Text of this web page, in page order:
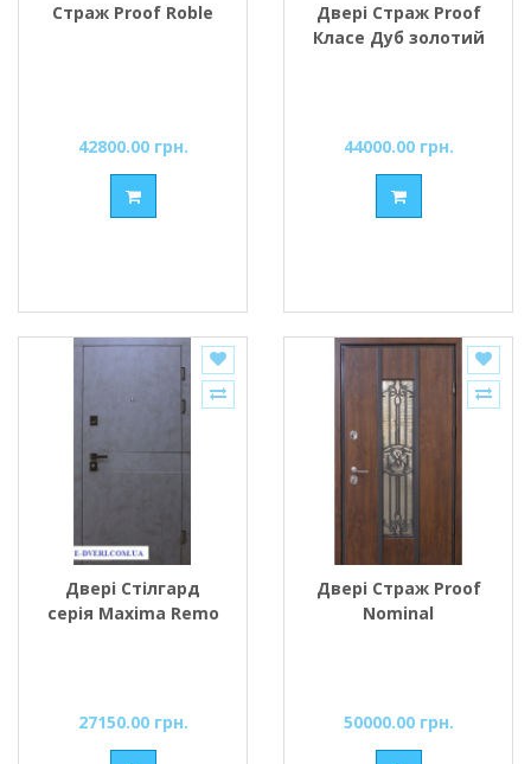
Страж Proof Roble
42800.00 грн.
Двері Страж Proof
Класе Дуб золотий
44000.00 грн.
Двері Стілгард
серія Maxima Remo
27150.00 грн.
Двері Страж Proof
Nominal
50000.00 грн.